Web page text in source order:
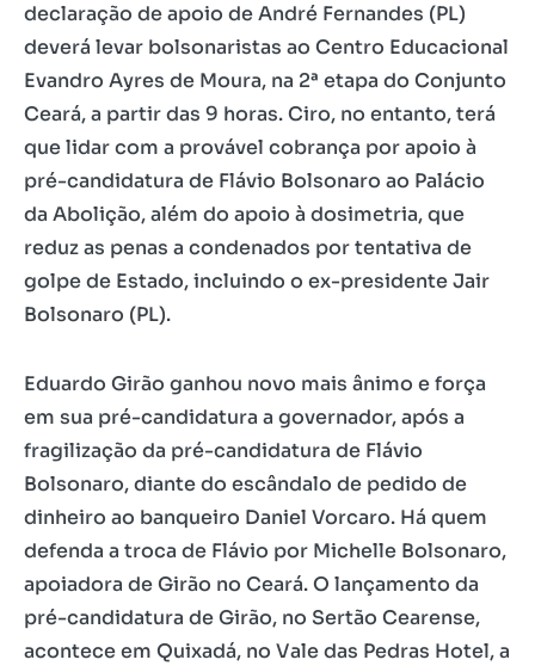
declaração de apoio de André Fernandes (PL)
deverá levar bolsonaristas ao Centro Educacional
Evandro Ayres de Moura, na 2ª etapa do Conjunto
Ceará, a partir das 9 horas. Ciro, no entanto, terá
que lidar com a provável cobrança por apoio à
pré-candidatura de Flávio Bolsonaro ao Palácio
da Abolição, além do apoio à dosimetria, que
reduz as penas a condenados por tentativa de
golpe de Estado, incluindo o ex-presidente Jair
Bolsonaro (PL).
Eduardo Girão ganhou novo mais ânimo e força
em sua pré-candidatura a governador, após a
fragilização da pré-candidatura de Flávio
Bolsonaro, diante do escândalo de pedido de
dinheiro ao banqueiro Daniel Vorcaro. Há quem
defenda a troca de Flávio por Michelle Bolsonaro,
apoiadora de Girão no Ceará. O lançamento da
pré-candidatura de Girão, no Sertão Cearense,
acontece em Quixadá, no Vale das Pedras Hotel, a